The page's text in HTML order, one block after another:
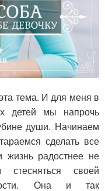
тема. И для меня в
детей мы напрочь
души. Начинаем
сделать все
жизнь радостнее не
своей
Она и так